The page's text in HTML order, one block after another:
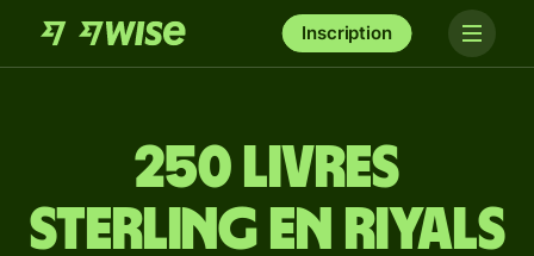
Inscription
250 livres
sterling en riyals